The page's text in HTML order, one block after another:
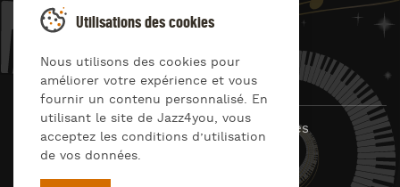
JAZZ4
© Jazz4you 2019 – 2026 Tous droits réservés
Déclaration de confidentialité
RGPD & consentement
Utilisations des cookies
Nous utilisons des cookies pour
améliorer votre expérience et vous
fournir un contenu personnalisé. En
utilisant le site de Jazz4you, vous
acceptez les conditions d’utilisation
de vos données.